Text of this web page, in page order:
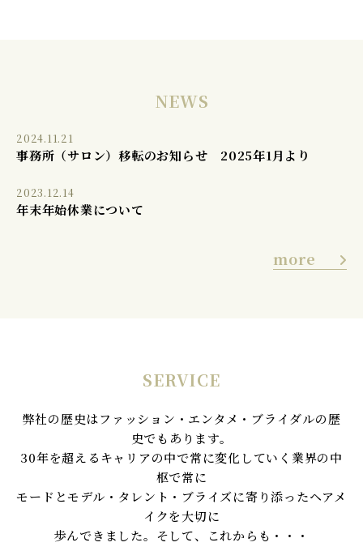
NEWS
2024.11.21
事務所（サロン）移転のお知らせ 2025年1月より
2023.12.14
年末年始休業について
more
SERVICE
弊社の歴史はファッション・エンタメ・ブライダルの歴
史でもあります。
30年を超えるキャリアの中で常に変化していく業界の中
枢で常に
モードとモデル・タレント・ブライズに寄り添ったヘアメ
イクを大切に
歩んできました。そして、これからも・・・